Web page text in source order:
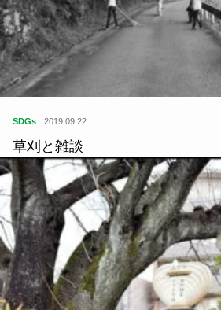
SDGs 2019.09.22
草刈と雑談